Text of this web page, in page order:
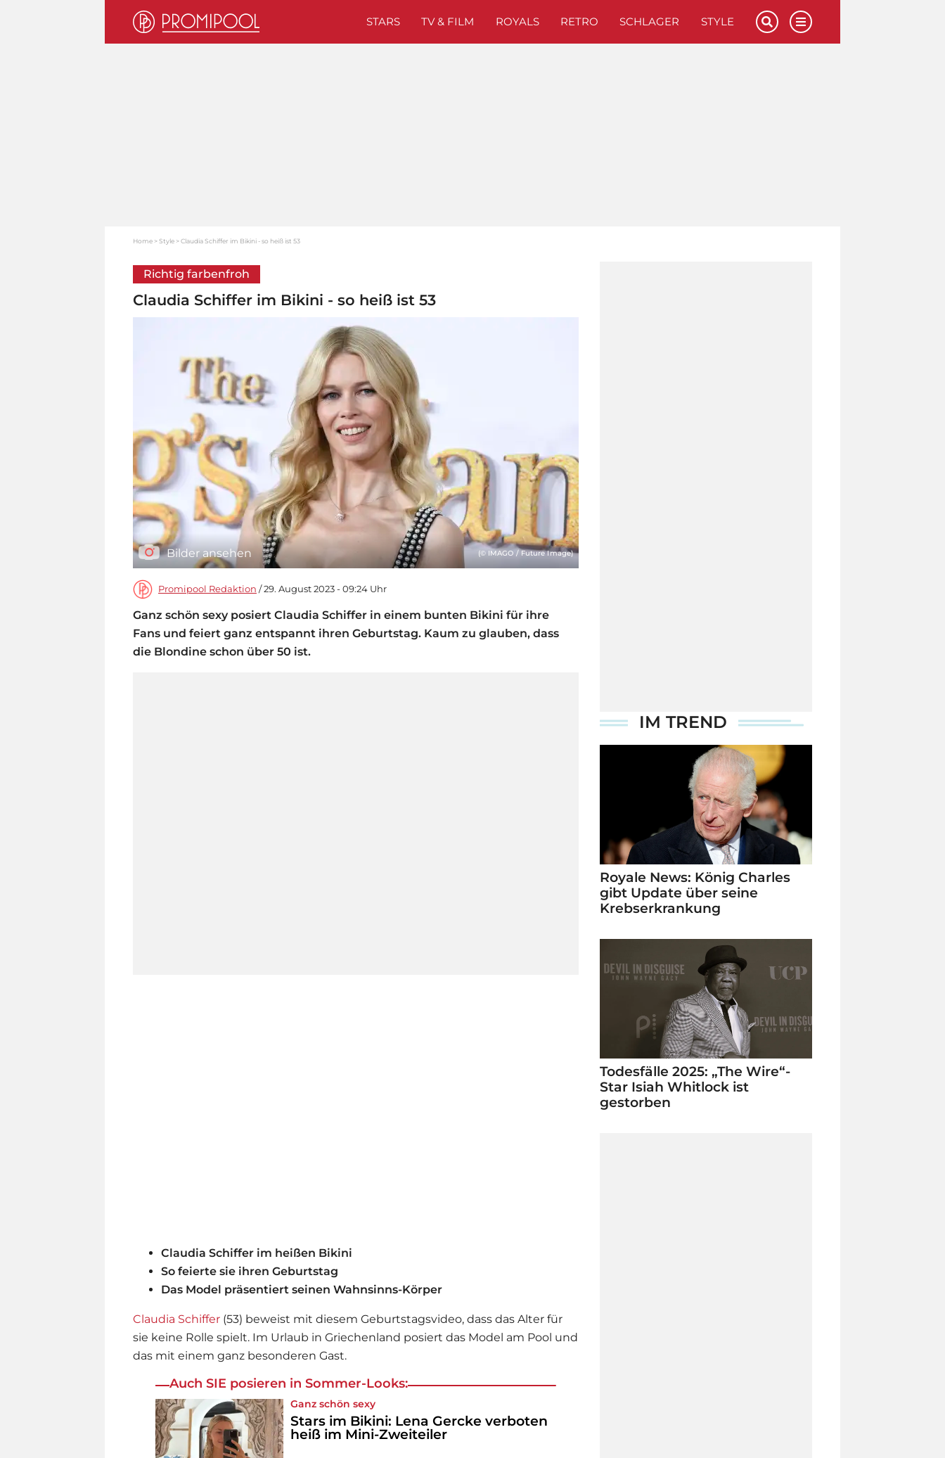
STARS TV & FILM ROYALS RETRO SCHLAGER STYLE
Home Style Claudia Schiffer im Bikini - so heiß ist 53
Richtig farbenfroh
Claudia Schiffer im Bikini - so heiß ist 53
Bilder ansehen (© IMAGO / Future Image)
Promipool Redaktion / 29. August 2023 - 09:24 Uhr
Ganz schön sexy posiert Claudia Schiffer in einem bunten Bikini für ihre
Fans und feiert ganz entspannt ihren Geburtstag. Kaum zu glauben, dass
die Blondine schon über 50 ist.
Claudia Schiffer im heißen Bikini
So feierte sie ihren Geburtstag
Das Model präsentiert seinen Wahnsinns-Körper
Claudia Schiffer (53) beweist mit diesem Geburtstagsvideo, dass das Alter für
sie keine Rolle spielt. Im Urlaub in Griechenland posiert das Model am Pool und
das mit einem ganz besonderen Gast.
Auch SIE posieren in Sommer-Looks:
Ganz schön sexy
Stars im Bikini: Lena Gercke verboten
heiß im Mini-Zweiteiler
IM TREND
Royale News: König Charles
gibt Update über seine
Krebserkrankung
Todesfälle 2025: „The Wire“-
Star Isiah Whitlock ist
gestorben